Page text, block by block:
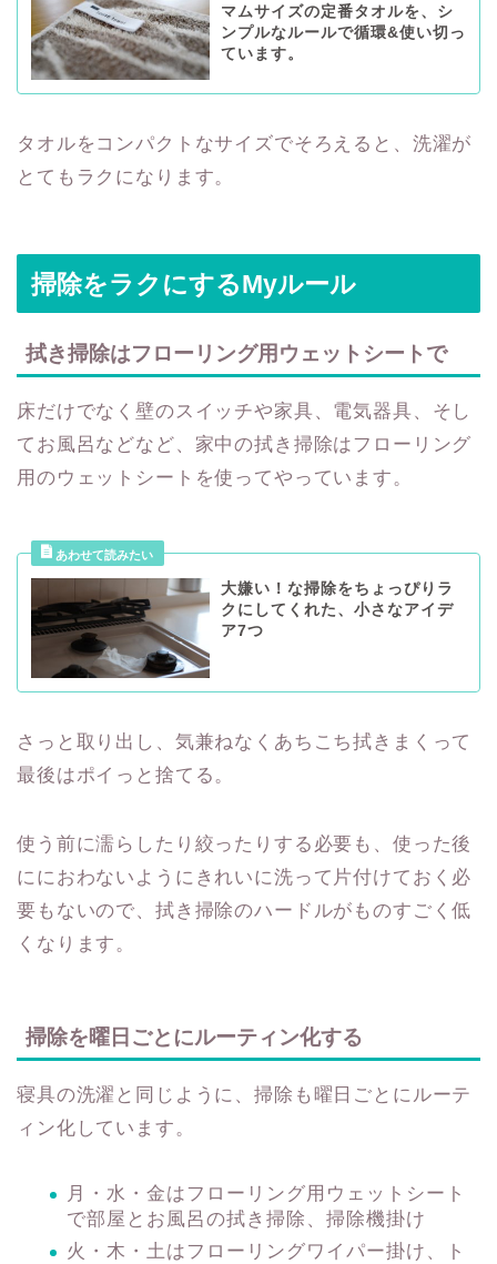
マムサイズの定番タオルを、シ
ンプルなルールで循環&使い切っ
ています。
タオルをコンパクトなサイズでそろえると、洗濯が
とてもラクになります。
掃除をラクにするMyルール
拭き掃除はフローリング用ウェットシートで
床だけでなく壁のスイッチや家具、電気器具、そし
てお風呂などなど、家中の拭き掃除はフローリング
用のウェットシートを使ってやっています。
大嫌い！な掃除をちょっぴりラ
クにしてくれた、小さなアイデ
ア7つ
さっと取り出し、気兼ねなくあちこち拭きまくって
最後はポイっと捨てる。
使う前に濡らしたり絞ったりする必要も、使った後
ににおわないようにきれいに洗って片付けておく必
要もないので、拭き掃除のハードルがものすごく低
くなります。
掃除を曜日ごとにルーティン化する
寝具の洗濯と同じように、掃除も曜日ごとにルーテ
ィン化しています。
月・水・金はフローリング用ウェットシート
で部屋とお風呂の拭き掃除、掃除機掛け
火・木・土はフローリングワイパー掛け、ト